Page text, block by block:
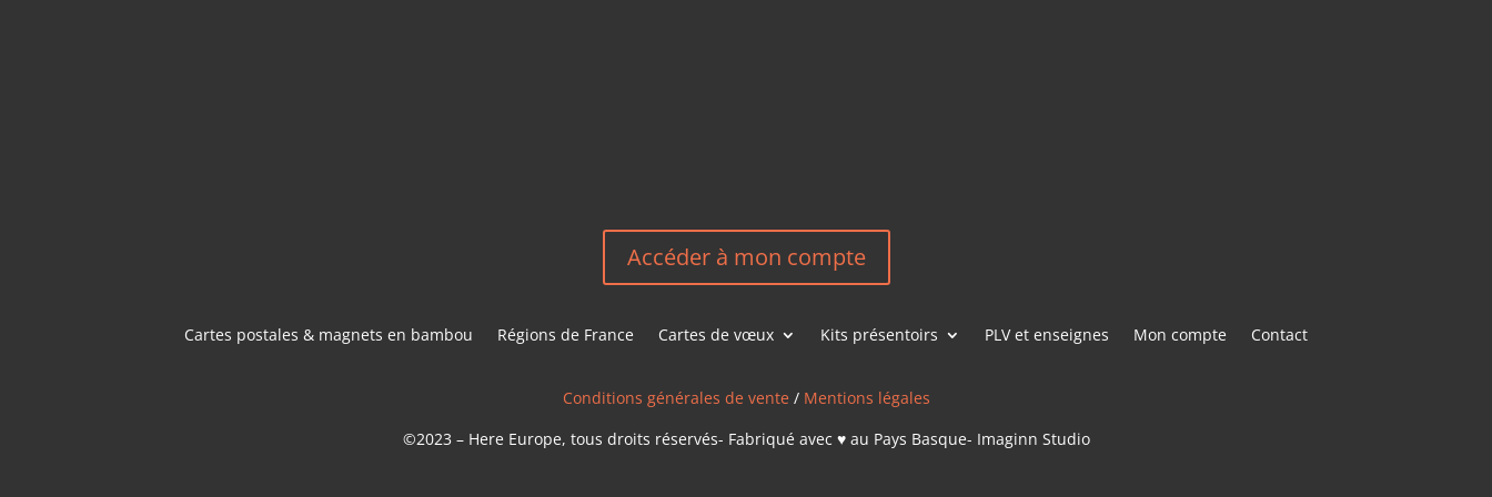
Accéder à mon compte
Cartes postales & magnets en bambou Régions de France Cartes de vœux Kits présentoirs PLV et enseignes Mon compte Contact
Conditions générales de vente / Mentions légales
©2023 – Here Europe, tous droits réservés- Fabriqué avec ♥ au Pays Basque- Imaginn Studio